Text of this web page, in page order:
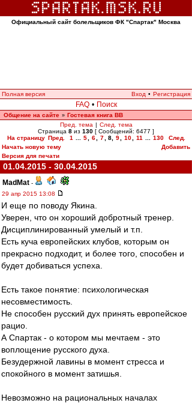
Официальный сайт болельщиков ФК "Спартак" Москва
Полная версия Вход • Регистрация
FAQ • Поиск
Общение на сайте » Гостевая книга ВВ
Пред. тема | След. тема
Страница 8 из 130 [ Сообщений: 6477 ]
На страницу Пред. 1 5 6 7 8, 9 10 11 130
След.
Начать новую тему
Добавить
Версия для печати
01.04.2015 - 30.04.2015
MadMat -
29 апр 2015 13:08
И еще по поводу Якина.
Уверен, что он хороший добротный тренер.
Дисциплинированный умелый и т.п.
Есть куча европейских клубов, которым он
прекрасно подходит, и более того, способен и
будет добиваться успеха.
Есть такое понятие: психологическая
несовместимость.
Не способен русский дух принять европейское
рацио.
А Спартак - о котором мы мечтаем - это
воплощение русского духа.
Безудержной лавины в момент стресса и
спокойного в момент затишья.
Невозможно на рациональных началах